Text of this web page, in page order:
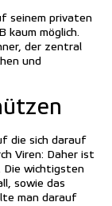
seinem privaten
kaum möglich.
der zentral
und
die sich darauf
Viren: Daher ist
Die wichtigsten
sowie das
man darauf